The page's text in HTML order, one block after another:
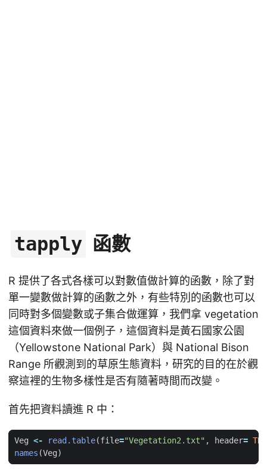
tapply 函數
R 提供了各式各樣可以對數值做計算的函數，除了對
單一變數做計算的函數之外，有些特別的函數也可以
同時對多個變數或子集合做運算，我們拿 vegetation
這個資料來做一個例子，這個資料是黃石國家公園
（Yellowstone National Park）與 National Bison
Range 所觀測到的草原生態資料，研究的目的在於觀
察這裡的生物多樣性是否有隨著時間而改變。
首先把資料讀進 R 中：
Veg <- read.table(file="Vegetation2.txt" , header=
names (Veg)